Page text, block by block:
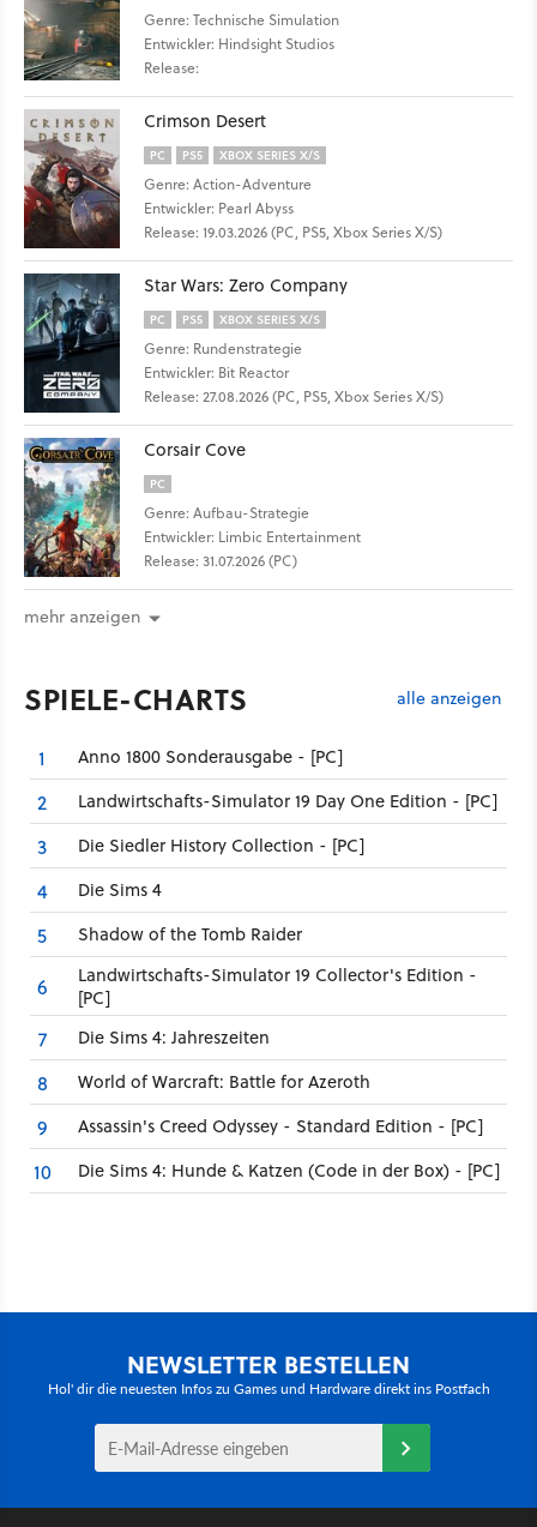
Genre: Technische Simulation
Entwickler: Hindsight Studios
Release:
Crimson Desert
PC PS5 XBOX SERIES X/S
Genre: Action-Adventure
Entwickler: Pearl Abyss
Release: 19.03.2026 (PC, PS5, Xbox Series X/S)
Star Wars: Zero Company
PC PS5 XBOX SERIES X/S
Genre: Rundenstrategie
Entwickler: Bit Reactor
Release: 27.08.2026 (PC, PS5, Xbox Series X/S)
Corsair Cove
PC
Genre: Aufbau-Strategie
Entwickler: Limbic Entertainment
Release: 31.07.2026 (PC)
mehr anzeigen
SPIELE-CHARTS alle anzeigen
1 Anno 1800 Sonderausgabe - [PC]
2 Landwirtschafts-Simulator 19 Day One Edition - [PC]
3 Die Siedler History Collection - [PC]
4 Die Sims 4
5 Shadow of the Tomb Raider
6
Landwirtschafts-Simulator 19 Collector's Edition -
[PC]
7 Die Sims 4: Jahreszeiten
8 World of Warcraft: Battle for Azeroth
9 Assassin's Creed Odyssey - Standard Edition - [PC]
10 Die Sims 4: Hunde & Katzen (Code in der Box) - [PC]
NEWSLETTER BESTELLEN
Hol' dir die neuesten Infos zu Games und Hardware direkt ins Postfach